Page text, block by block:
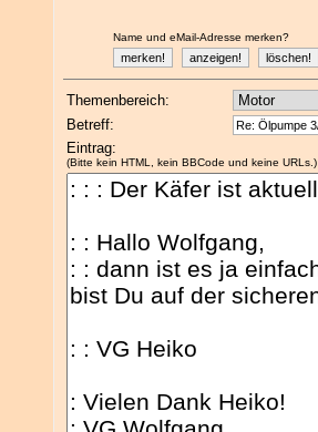
Name und eMail-Adresse merken?
Themenbereich:
Betreff:
Eintrag:
(Bitte kein HTML, kein BBCode und keine URLs.)